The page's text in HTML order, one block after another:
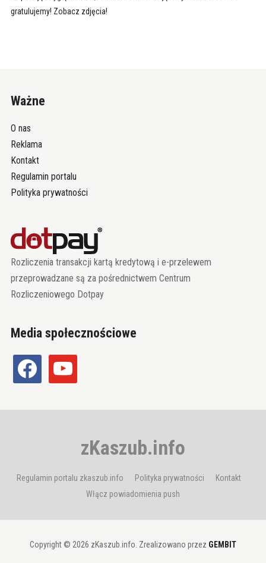
gratulujemy! Zobacz zdjęcia!
Ważne
O nas
Reklama
Kontakt
Regulamin portalu
Polityka prywatności
Rozliczenia transakcji kartą kredytową i e-przelewem
przeprowadzane są za pośrednictwem Centrum
Rozliczeniowego Dotpay
Media społecznościowe
facebook youtube
zKaszub.info
Regulamin portalu zkaszub.info Polityka prywatności
Kontakt
Włącz powiadomienia push
Copyright © 2026 zKaszub.info. Zrealizowano przez GEMBIT